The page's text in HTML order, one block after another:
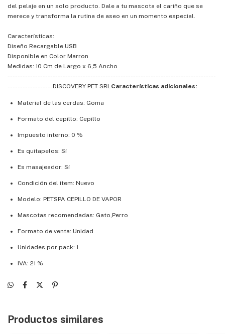
del pelaje en un solo producto. Dale a tu mascota el cariño que se
merece y transforma la rutina de aseo en un momento especial.
Características:
Diseño Recargable USB
Disponible en Color Marron
Medidas: 10 Cm de Largo x 6,5 Ancho
-----------------------------------------------------------------------------------
------------------DISCOVERY PET SRLCaracterísticas adicionales:
Material de las cerdas: Goma
Formato del cepillo: Cepillo
Impuesto interno: 0 %
Es quitapelos: Sí
Es masajeador: Sí
Condición del ítem: Nuevo
Modelo: PETSPA CEPILLO DE VAPOR
Mascotas recomendadas: Gato,Perro
Formato de venta: Unidad
Unidades por pack: 1
IVA: 21 %
Productos similares